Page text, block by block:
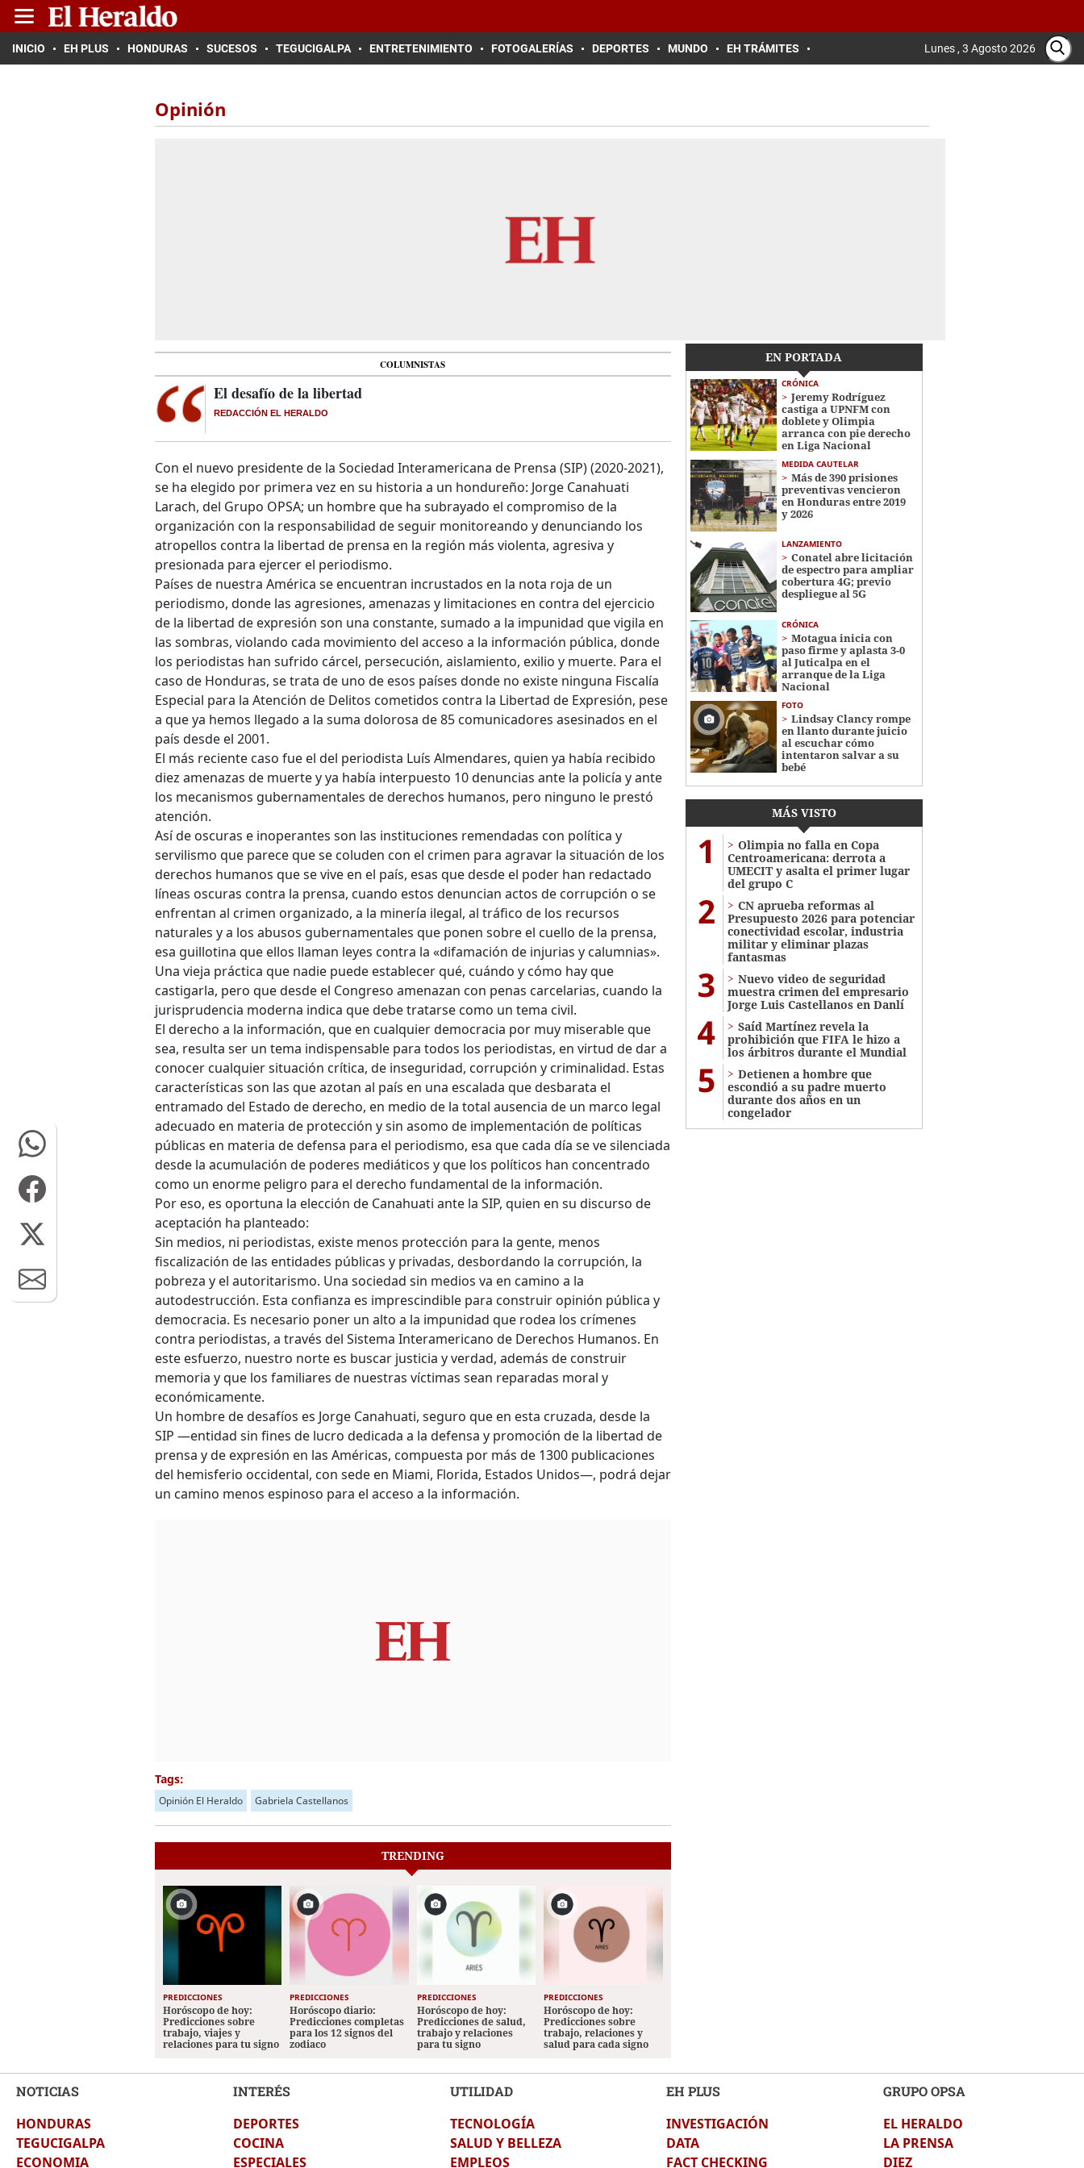
INICIO EH PLUS HONDURAS SUCESOS TEGUCIGALPA ENTRETENIMIENTO FOTOGALERÍAS DEPORTES MUNDO EH TRÁMITES Lunes , 3 Agosto 2026
Opinión
COLUMNISTAS
El desafío de la libertad
REDACCIÓN EL HERALDO
Con el nuevo presidente de la Sociedad Interamericana de Prensa (SIP) (2020-2021),
se ha elegido por primera vez en su historia a un hondureño: Jorge Canahuati
Larach, del Grupo OPSA; un hombre que ha subrayado el compromiso de la
organización con la responsabilidad de seguir monitoreando y denunciando los
atropellos contra la libertad de prensa en la región más violenta, agresiva y
presionada para ejercer el periodismo.
Países de nuestra América se encuentran incrustados en la nota roja de un
periodismo, donde las agresiones, amenazas y limitaciones en contra del ejercicio
de la libertad de expresión son una constante, sumado a la impunidad que vigila en
las sombras, violando cada movimiento del acceso a la información pública, donde
los periodistas han sufrido cárcel, persecución, aislamiento, exilio y muerte. Para el
caso de Honduras, se trata de uno de esos países donde no existe ninguna Fiscalía
Especial para la Atención de Delitos cometidos contra la Libertad de Expresión, pese
a que ya hemos llegado a la suma dolorosa de 85 comunicadores asesinados en el
país desde el 2001.
El más reciente caso fue el del periodista Luís Almendares, quien ya había recibido
diez amenazas de muerte y ya había interpuesto 10 denuncias ante la policía y ante
los mecanismos gubernamentales de derechos humanos, pero ninguno le prestó
atención.
Así de oscuras e inoperantes son las instituciones remendadas con política y
servilismo que parece que se coluden con el crimen para agravar la situación de los
derechos humanos que se vive en el país, esas que desde el poder han redactado
líneas oscuras contra la prensa, cuando estos denuncian actos de corrupción o se
enfrentan al crimen organizado, a la minería ilegal, al tráfico de los recursos
naturales y a los abusos gubernamentales que ponen sobre el cuello de la prensa,
esa guillotina que ellos llaman leyes contra la «difamación de injurias y calumnias».
Una vieja práctica que nadie puede establecer qué, cuándo y cómo hay que
castigarla, pero que desde el Congreso amenazan con penas carcelarias, cuando la
jurisprudencia moderna indica que debe tratarse como un tema civil.
El derecho a la información, que en cualquier democracia por muy miserable que
sea, resulta ser un tema indispensable para todos los periodistas, en virtud de dar a
conocer cualquier situación crítica, de inseguridad, corrupción y criminalidad. Estas
características son las que azotan al país en una escalada que desbarata el
entramado del Estado de derecho, en medio de la total ausencia de un marco legal
adecuado en materia de protección y sin asomo de implementación de políticas
públicas en materia de defensa para el periodismo, esa que cada día se ve silenciada
desde la acumulación de poderes mediáticos y que los políticos han concentrado
como un enorme peligro para el derecho fundamental de la información.
Por eso, es oportuna la elección de Canahuati ante la SIP, quien en su discurso de
aceptación ha planteado:
Sin medios, ni periodistas, existe menos protección para la gente, menos
fiscalización de las entidades públicas y privadas, desbordando la corrupción, la
pobreza y el autoritarismo. Una sociedad sin medios va en camino a la
autodestrucción. Esta confianza es imprescindible para construir opinión pública y
democracia. Es necesario poner un alto a la impunidad que rodea los crímenes
contra periodistas, a través del Sistema Interamericano de Derechos Humanos. En
este esfuerzo, nuestro norte es buscar justicia y verdad, además de construir
memoria y que los familiares de nuestras víctimas sean reparadas moral y
económicamente.
Un hombre de desafíos es Jorge Canahuati, seguro que en esta cruzada, desde la
SIP —entidad sin fines de lucro dedicada a la defensa y promoción de la libertad de
prensa y de expresión en las Américas, compuesta por más de 1300 publicaciones
del hemisferio occidental, con sede en Miami, Florida, Estados Unidos—, podrá dejar
un camino menos espinoso para el acceso a la información.
Tags:
Opinión El Heraldo Gabriela Castellanos
EN PORTADA
CRÓNICA
Jeremy Rodríguez
castiga a UPNFM con
doblete y Olimpia
arranca con pie derecho
en Liga Nacional
MEDIDA CAUTELAR
Más de 390 prisiones
preventivas vencieron
en Honduras entre 2019
y 2026
LANZAMIENTO
Conatel abre licitación
de espectro para ampliar
cobertura 4G; previo
despliegue al 5G
CRÓNICA
Motagua inicia con
paso firme y aplasta 3-0
al Juticalpa en el
arranque de la Liga
Nacional
FOTO
Lindsay Clancy rompe
en llanto durante juicio
al escuchar cómo
intentaron salvar a su
bebé
MÁS VISTO
1
Olimpia no falla en Copa
Centroamericana: derrota a
UMECIT y asalta el primer lugar
del grupo C
2
CN aprueba reformas al
Presupuesto 2026 para potenciar
conectividad escolar, industria
militar y eliminar plazas
fantasmas
3
Nuevo video de seguridad
muestra crimen del empresario
Jorge Luis Castellanos en Danlí
4
Saíd Martínez revela la
prohibición que FIFA le hizo a
los árbitros durante el Mundial
5
Detienen a hombre que
escondió a su padre muerto
durante dos años en un
congelador
TRENDING
PREDICCIONES
Horóscopo de hoy:
Predicciones sobre
trabajo, viajes y
relaciones para tu signo
PREDICCIONES
Horóscopo diario:
Predicciones completas
para los 12 signos del
zodiaco
PREDICCIONES
Horóscopo de hoy:
Predicciones de salud,
trabajo y relaciones
para tu signo
PREDICCIONES
Horóscopo de hoy:
Predicciones sobre
trabajo, relaciones y
salud para cada signo
NOTICIAS
HONDURAS
TEGUCIGALPA
ECONOMIA
INTERÉS
DEPORTES
COCINA
ESPECIALES
UTILIDAD
TECNOLOGÍA
SALUD Y BELLEZA
EMPLEOS
EH PLUS
INVESTIGACIÓN
DATA
FACT CHECKING
GRUPO OPSA
EL HERALDO
LA PRENSA
DIEZ